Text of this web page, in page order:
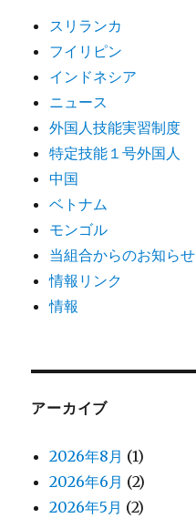
スリランカ
フイリピン
インドネシア
ニュース
外国人技能実習制度
特定技能１号外国人
中国
ベトナム
モンゴル
当組合からのお知らせ
情報リンク
情報
アーカイブ
2026年8月 (1)
2026年6月 (2)
2026年5月 (2)